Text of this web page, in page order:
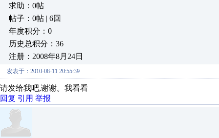
求助：0帖
帖子：0帖 | 6回
年度积分：0
历史总积分：36
注册：2008年8月24日
发表于：2010-08-11 20:55:39
请发给我吧,谢谢。我看看
回复 引用 举报